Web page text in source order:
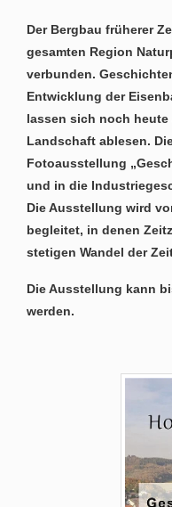
Der Bergbau früherer
gesamten Region
verbunden.
Entwicklung der
lassen sich noch
Landschaft ablesen.
Fotoausstellung
und in die
Die Ausstellung wird
begleitet, in denen
stetigen Wandel der
Die Ausstellung kann
werden.